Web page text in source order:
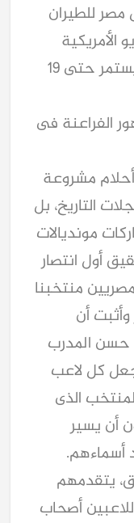
للطيران
الأمريكية
استعدادا للمشاركة فى العرس العالمى الذى سينطلق فى 11 يونيو الحالى ويستمر حتى 19
مصرى.. لحظة ظهور الفراعنة فى
أحلام مشروعة
التاريخ، بل
مونديالات
تحقيق أول انتصار
منتخبنا
أن
حسن المدرب
كل لاعب
الذى
أن يسير
أسماءهم.
يتقدمهم
أصحاب